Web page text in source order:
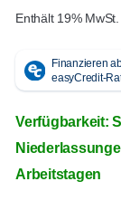
Enthält 19% MwSt.
Verfügbarkeit:
Arbeitstagen